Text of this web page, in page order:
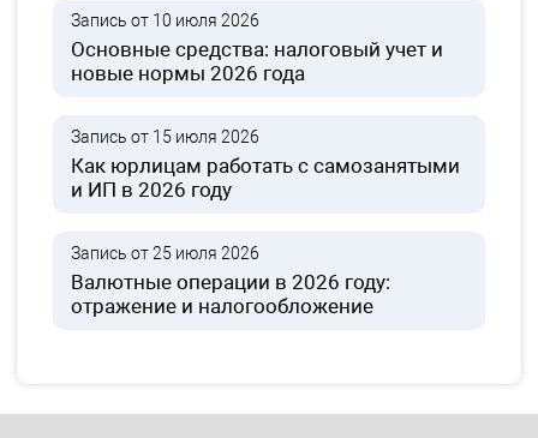
Запись от 10 июля 2026
Основные средства: налоговый учет и
новые нормы 2026 года
Запись от 15 июля 2026
Как юрлицам работать с самозанятыми
и ИП в 2026 году
Запись от 25 июля 2026
Валютные операции в 2026 году:
отражение и налогообложение